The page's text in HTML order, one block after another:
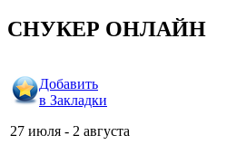
СНУКЕР ОНЛАЙН
Добавить
в Закладки
27 июля - 2 августа